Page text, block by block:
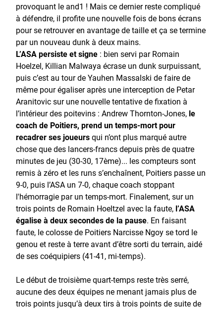
provoquant le and1 ! Mais ce dernier reste compliqué
à défendre, il profite une nouvelle fois de bons écrans
pour se retrouver en avantage de taille et ça se termine
par un nouveau dunk à deux mains.
L’ASA persiste et signe : bien servi par Romain
Hoelzel, Killian Malwaya écrase un dunk surpuissant,
puis c’est au tour de Yauhen Massalski de faire de
même pour égaliser après une interception de Petar
Aranitovic sur une nouvelle tentative de fixation à
l’intérieur des poitevins : Andrew Thornton-Jones, le
coach de Poitiers, prend un temps-mort pour
recadrer ses joueursqui n’ont plus marqué autre
chose que des lancers-francs depuis près de quatre
minutes de jeu (30-30, 17ème)... les compteurs sont
remis à zéro et les runs s’enchaînent, Poitiers passe un
9-0, puis l’ASA un 7-0, chaque coach stoppant
l'hémorragie par un temps-mort. Finalement, sur un
trois points de Romain Hoeltzel avec la faute, l’ASA
égalise à deux secondes de la pause. En faisant
faute, le colosse de Poitiers Narcisse Ngoy se tord le
genou et reste à terre avant d’être sorti du terrain, aidé
de ses coéquipiers (41-41, mi-temps).
Le début de troisième quart-temps reste très serré,
aucune des deux équipes ne menant jamais plus de
trois points jusqu’à deux tirs à trois points de suite de